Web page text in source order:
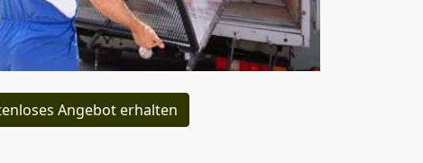
Angebot erhalten